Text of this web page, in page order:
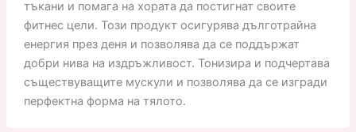
тъкани и помага на хората да постигнат своите
фитнес цели. Този продукт осигурява дълготрайна
енергия през деня и позволява да се поддържат
добри нива на издръжливост. Тонизира и подчертава
съществуващите мускули и позволява да се изгради
перфектна форма на тялото.